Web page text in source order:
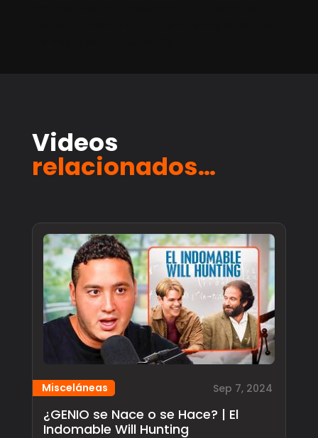
Videos
relacionados…
Misceláneas Sep 7, 2024
¿GENIO se Nace o se Hace? | El
Indomable Will Hunting